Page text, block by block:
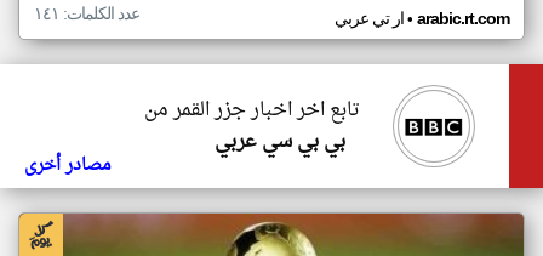
ار تي عربي• arabic.rt.com عدد الكلمات: ١٤١
تابع اخر اخبار جزر القمر من
بي بي سي عربي
مصادر أخرى